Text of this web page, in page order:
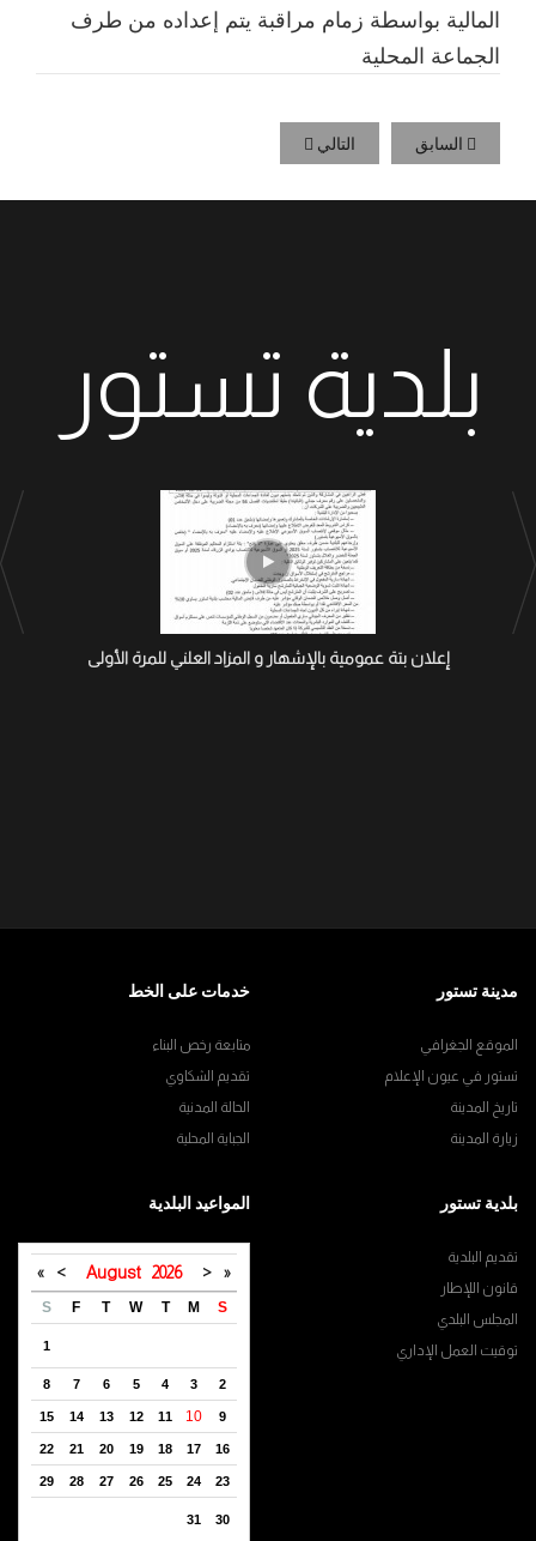
المالية بواسطة زمام مراقبة يتم إعداده من طرف
الجماعة المحلية
السابق التالي
بلدية تستور
إعلان بتة عمومية بالإشهار و المزاد العلني للمرة الأولى
مدينة تستور
الموقع الجغرافي
تستور في عيون الإعلام
تاريخ المدينة
زيارة المدينة
خدمات على الخط
متابعة رخص البناء
تقديم الشكاوي
الحالة المدنية
الجباية المحلية
بلدية تستور
تقديم البلدية
قانون اللإطار
المجلس البلدي
توقيت العمل الإداري
المواعيد البلدية
«
<
August 2026
>
»
S
M
T
W
T
F
S
1
2
3
4
5
6
7
8
9
10
11
12
13
14
15
16
17
18
19
20
21
22
23
24
25
26
27
28
29
30
31